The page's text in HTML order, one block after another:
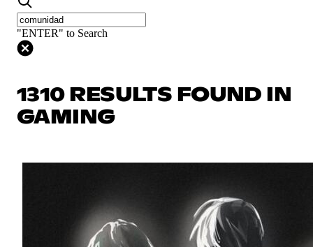
"ENTER" to Search
1310 RESULTS FOUND IN
GAMING